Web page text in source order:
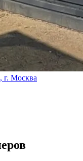
г. Москва